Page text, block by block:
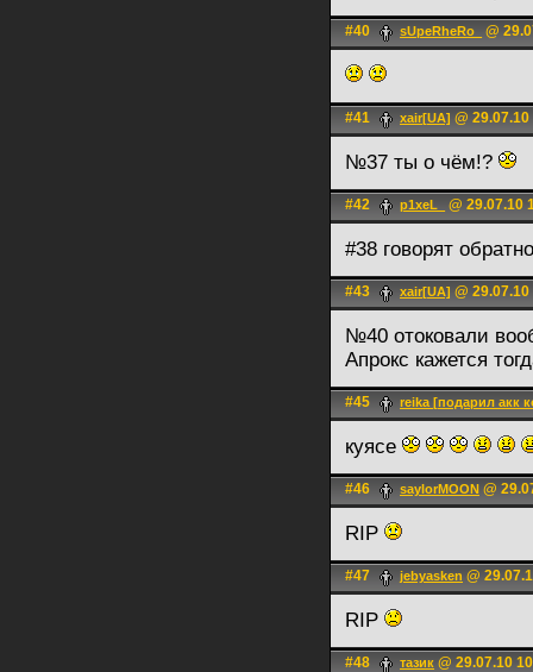
#40 sUpeRheRo_ @
#41 xair[UA] @
№37 ты о чём!?
#42 p1xeL_ @ 29.07.10
#38 говорят
#43 xair[UA] @
№40 отоковали
Апрокс кажется
#45 reika [подарил акк
куясе
#46 saylorMOON @
RIP
#47 jebyasken @
RIP
#48 тазик @ 29.07.10